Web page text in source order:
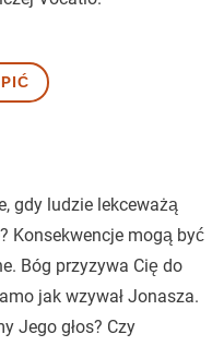
gdy ludzie lekceważą
Konsekwencje mogą być
Bóg przyzywa Cię do
jak wzywał Jonasza.
Jego głos? Czy